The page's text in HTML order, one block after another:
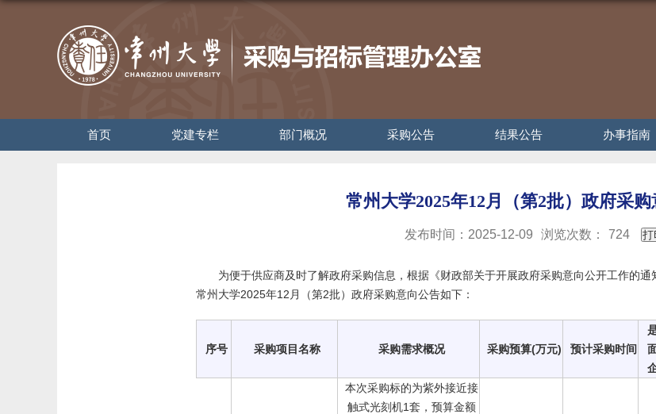
首页 党建专栏 部门概况 采购公告 结果公告 办事指南
常州大学2025年12月（第2批）政府采
发布时间：2025-12-09 浏览次数： 724 打
为便于供应商及时了解政府采购信息，根据《财政部关于开展政府采购意向公开工作的
常州大学2025年12月（第2批）政府采购意向公告如下：
序号 采购项目名称 采购需求概况 采购预算(万元) 预计采购时间
本次采购标的为紫外接近接
触式光刻机1套，预算金额